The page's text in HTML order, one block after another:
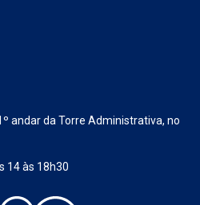
andar da Torre Administrativa, no
14 às 18h30